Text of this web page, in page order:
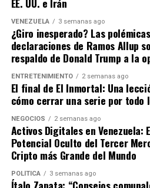
VENEZUELA 3 semanas ago
¿Giro inesperado? Las polémicas
declaraciones de Ramos Allup
respaldo de Donald Trump a la
ENTRETENIMIENTO 2 semanas ago
El final de El Inmortal: Una
cómo cerrar una serie por todo
NEGOCIOS 2 semanas ago
Activos Digitales en Venezuela:
Potencial Oculto del Tercer
Cripto más Grande del Mundo
POLÍTICA 3 semanas ago
Ítalo Zapata: “Consejos